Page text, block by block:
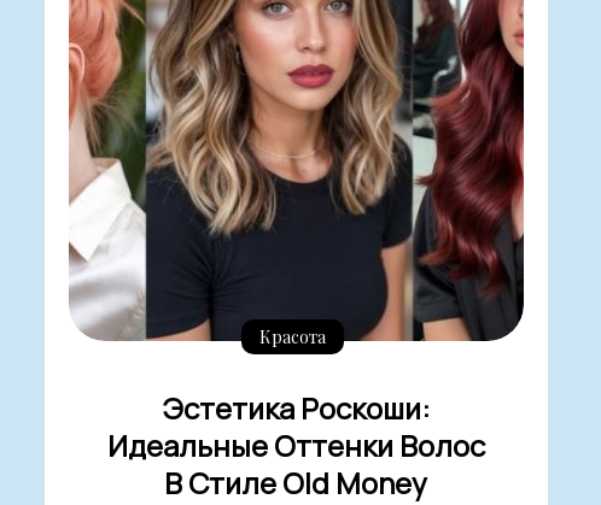
Красота
Эстетика Роскоши:
Идеальные Оттенки Волос
В Стиле Old Money